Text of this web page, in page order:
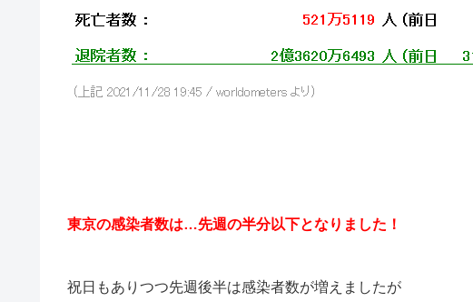
東京の感染者数は…先週の半分以下となりました！
祝日もありつつ先週後半は感染者数が増えましたが